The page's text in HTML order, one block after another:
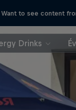
Want to see content
Drinks